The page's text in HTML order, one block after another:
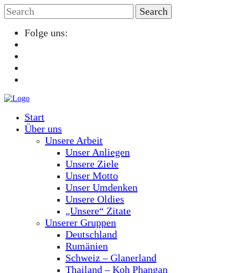
Folge uns:
Start
Über uns
Unsere Arbeit
Unser Anliegen
Unsere Ziele
Unser Motto
Unser Umdenken
Unsere Oldies
„Unsere“ Zitate
Unserer Gruppen
Deutschland
Rumänien
Schweiz – Glanerland
Thailand – Koh Phangan